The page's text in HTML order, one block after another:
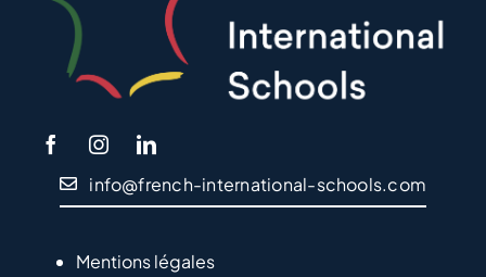
info@french-international-schools.com
Mentions légales